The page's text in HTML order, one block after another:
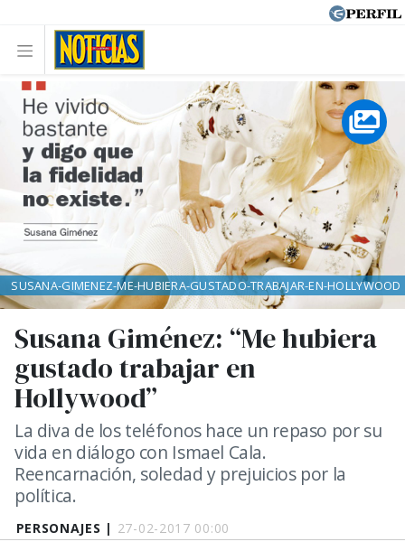
PERSONAJES | 27-02-2017 00:00
Susana Giménez: “Me hubiera
gustado trabajar en
Hollywood”
La diva de los teléfonos hace un repaso por su
vida en diálogo con Ismael Cala.
Reencarnación, soledad y prejuicios por la
política.
SUSANA-GIMENEZ-ME-HUBIERA-GUSTADO-TRABAJAR-EN-HOLLYWOOD